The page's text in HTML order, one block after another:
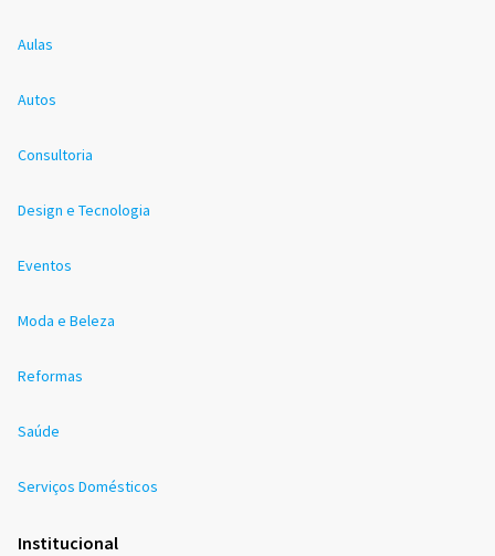
Aulas
Autos
Consultoria
Design e Tecnologia
Eventos
Moda e Beleza
Reformas
Saúde
Serviços Domésticos
Institucional